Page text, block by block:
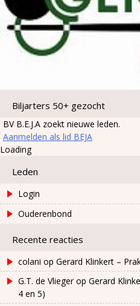
Biljarters 50+ gezocht
BV B.E.J.A zoekt nieuwe leden.
Aanmelden als lid BEJA
Loading
Leden
Login
Ouderenbond
Recente reacties
colani op Gerard Klinkert –
G.T. de Vliegerop Gerard
4 en 5)